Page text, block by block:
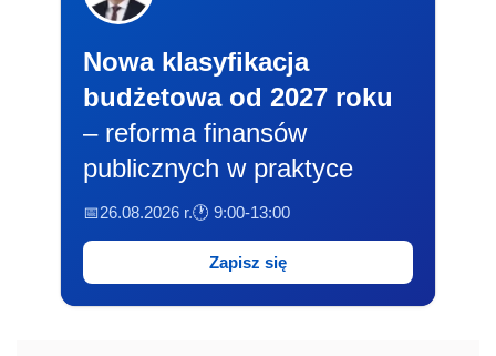
Nowa klasyfikacja
budżetowa od 2027 roku
– reforma finansów
publicznych w praktyce
📅26.08.2026 r.🕐 9:00-13:00
Zapisz się